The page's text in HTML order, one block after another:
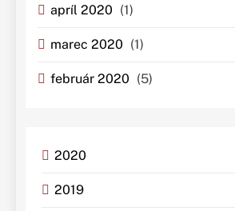
apríl 2020 (1)
marec 2020 (1)
február 2020 (5)
2020
2019